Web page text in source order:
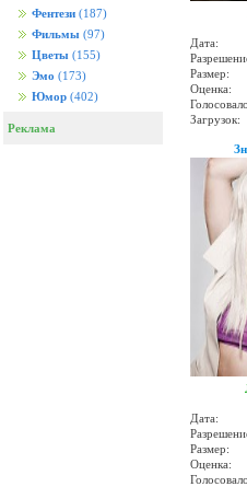
Фентези (187)
Фильмы (97)
Цветы (155)
Эмо (173)
Юмор (402)
Реклама
Дата:
Размер:
Оценка:
Загрузок:
Дата:
Размер:
Оценка: